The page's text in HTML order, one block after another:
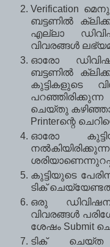
Verification
ബട്ടണില്‍
എല്ലാ
വിവരങ്ങള്‍
ഓരോ
ബട്ടണില്‍
കുട്ടികളുടെ
ചെയ്തു
Printerന്റെ
ഓരോ
കുട്ടിയുടെ
ടിക്
ഒരു
വിവരങ്ങള്‍
ശേഷം Submit
ടിക് ചെയ്ത